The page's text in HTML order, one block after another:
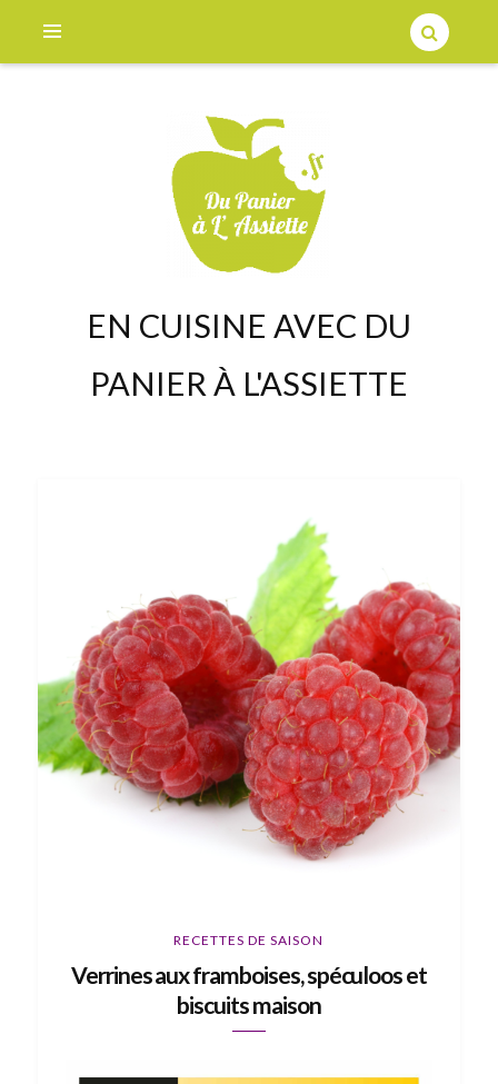
EN CUISINE AVEC DU
PANIER À L'ASSIETTE
RECETTES DE SAISON
Verrines aux framboises, spéculoos et
biscuits maison